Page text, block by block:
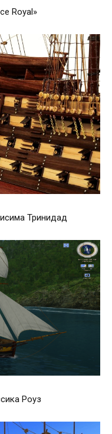
Royal»
Тринидад
Роуз